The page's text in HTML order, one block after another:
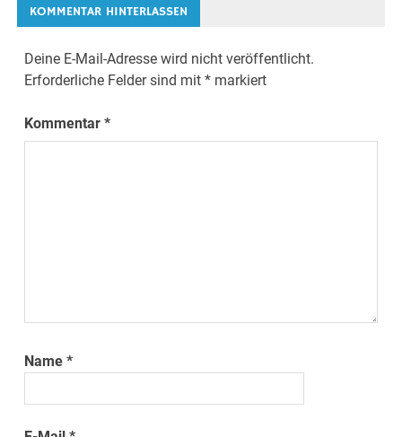
KOMMENTAR HINTERLASSEN
Deine E-Mail-Adresse wird nicht veröffentlicht.
Erforderliche Felder sind mit* markiert
Kommentar*
Name*